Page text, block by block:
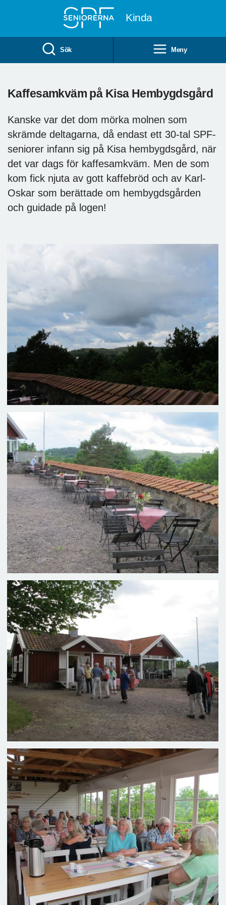
Kinda
Sök Meny
Kaffesamkväm på Kisa Hembygdsgård
Kanske var det dom mörka molnen som
skrämde deltagarna, då endast ett 30-tal SPF-
seniorer infann sig på Kisa hembygdsgård, när
det var dags för kaffesamkväm. Men de som
kom fick njuta av gott kaffebröd och av Karl-
Oskar som berättade om hembygdsgården
och guidade på logen!